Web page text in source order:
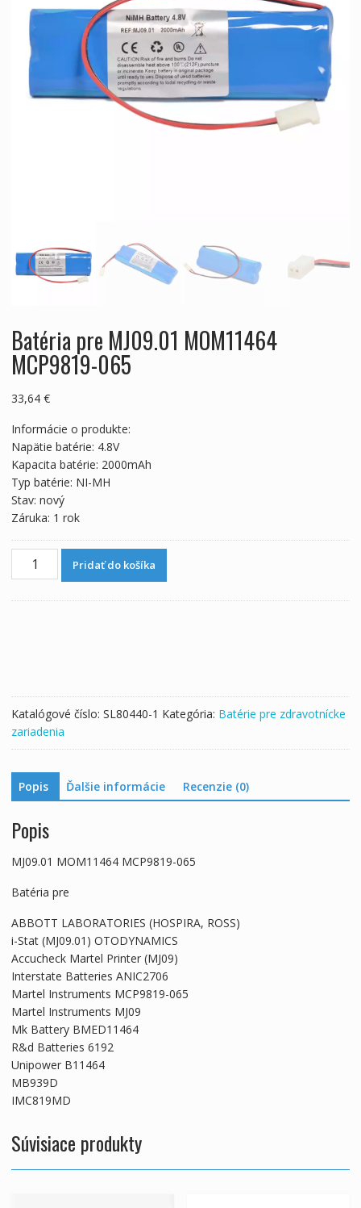
Batéria pre MJ09.01 MOM11464
MCP9819-065
33,64 €
Informácie o produkte:
Napätie batérie: 4.8V
Kapacita batérie: 2000mAh
Typ batérie: NI-MH
Stav: nový
Záruka: 1 rok
množstvo
Batéria
Pridať do košíka
Katalógové číslo: SL80440-1 Kategória: Batérie pre zdravotnícke
zariadenia
Popis Ďalšie informácie Recenzie (0)
Popis
MJ09.01 MOM11464 MCP9819-065
Batéria pre
ABBOTT LABORATORIES (HOSPIRA, ROSS)
i-Stat (MJ09.01) OTODYNAMICS
Accucheck Martel Printer (MJ09)
Interstate Batteries ANIC2706
Martel Instruments MCP9819-065
Martel Instruments MJ09
Mk Battery BMED11464
R&d Batteries 6192
Unipower B11464
MB939D
IMC819MD
Súvisiace produkty